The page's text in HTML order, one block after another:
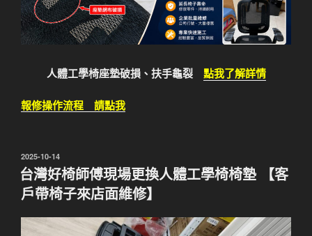
人體工學椅座墊破損、扶手龜裂 點我了解詳情
報修操作流程 請點我
發
佈
於
2025-10-14
台灣好椅師傅現場更換人體工學椅椅墊 【客
戶帶椅子來店面維修】